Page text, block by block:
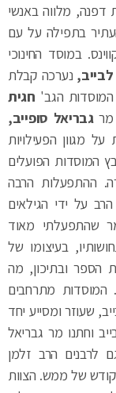
במוסד החינוכי
נערכה קבלת
המוסדות הגב'חגית
מרגבריאל סופייב,
מגוון הפעילויות
המוסדות הפועלים
ההתפעלות הרבה
על ידי הגילאים
שהתפעלתי מאוד
בעיצומו של
הספר ובתיכון, מה
המוסדות מתרחבים
שעוזר ומסייע יחד
וחתנו מר גבריאל
לרבנים הרב זלמן
קודש של ממש. הצוות
איך הם מטפלים
אליו כמו אל